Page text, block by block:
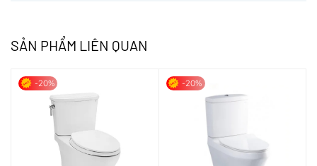
SẢN PHẨM LIÊN QUAN
-20% -20%